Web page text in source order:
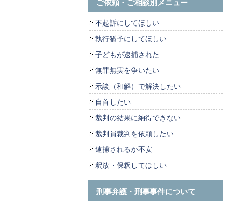
不起訴にしてほしい
執行猶予にしてほしい
子どもが逮捕された
無罪無実を争いたい
示談（和解）で解決したい
自首したい
裁判の結果に納得できない
裁判員裁判を依頼したい
逮捕されるか不安
釈放・保釈してほしい
刑事弁護・刑事事件について